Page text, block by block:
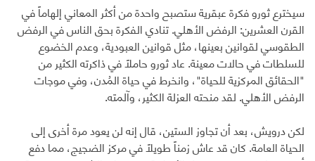
سيخترع ثورو فكرة عبقرية ستصبح واحدة من أكثر المعاني إلهاماً في
القرن العشرين: الرفض الأهلي. تنادي الفكرة بحق الناس في الرفض
الطقوسي لقوانين بعينها، مثل قوانين العبودية، وعدم الخضوع
للسلطات في حالات معينة. عاد ثورو حاملاً في ذاكرته الكثير من
"الحقائق المركزية للحياة"، وانخرط في حياة المُدن، وفي موجات
الرفض الأهلي. لقد منحته العزلة الكثير، وآلمته.
لكن درويش، بعد أن تجاوز الستين، قال إنه لن يعود مرة أخرى إلى
الحياة العامة. كان قد عاش زمناً طويلاً في مركز الضجيج، مما دفع